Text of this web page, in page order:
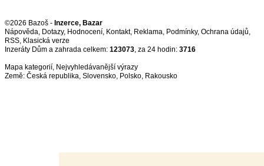
©2026 Bazoš - Inzerce, Bazar
Nápověda, Dotazy, Hodnocení, Kontakt, Reklama, Podmínky, Ochrana údajů,
RSS,
Inzeráty Dům a zahrada celkem: 123073, za 24 hodin: 3716
Mapa kategorií, Nejvyhledávanější výrazy
Země: Česká republika, Slovensko, Polsko, Rakousko